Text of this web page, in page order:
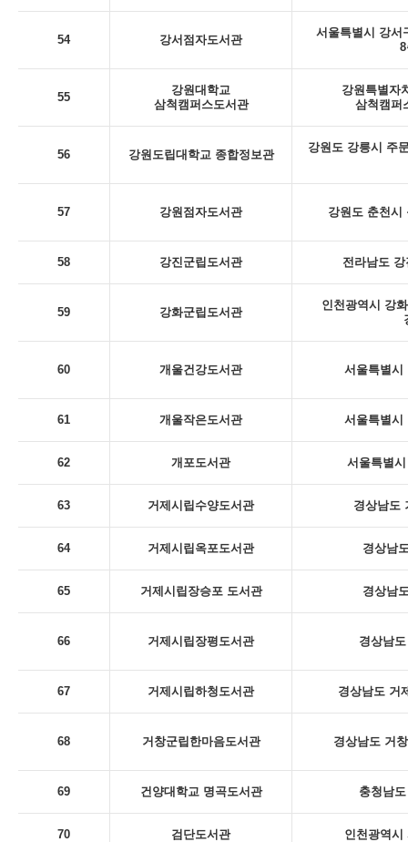
54 강서점자도서관
서울특별시 강서
55
강원대학교
삼척캠퍼스도서관
강원특별자
삼척캠퍼
56 강원도립대학교 종합정보관
강원도 강릉시 주
57 강원점자도서관 강원도 춘천시
58 강진군립도서관 전라남도
59 강화군립도서관
인천광역시 강
60 개울건강도서관 서울특별시
61 개울작은도서관 서울특별시
62 개포도서관 서울특별
63 거제시립수양도서관 경상남도
64 거제시립옥포도서관 경상남
65 거제시립장승포 도서관 경상남
66 거제시립장평도서관 경상남
67 거제시립하청도서관 경상남도 거
68 거창군립한마음도서관 경상남도 거
69 건양대학교 명곡도서관 충청남
70 검단도서관 인천광역시